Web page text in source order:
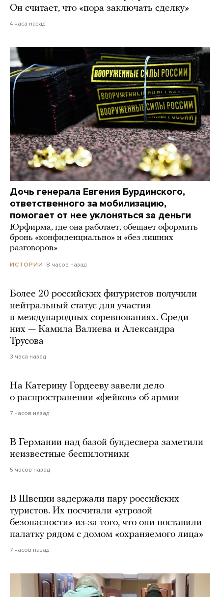
Он считает, что «пора заключать сделку»
4 часа назад
Дочь генерала Евгения Бурдинского,
ответственного за мобилизацию,
помогает от нее уклоняться за деньги
Юрфирма, где она работает, обещает оформить
бронь «конфиденциально» и «без лишних
разговоров»
ИСТОРИИ 8 часов назад
Более 20 российских фигуристов получили
нейтральный статус для участия
в международных соревнованиях. Среди
них — Камила Валиева и Александра
Трусова
3 часа назад
На Катерину Гордееву завели дело
о распространении «фейков» об армии
7 часов назад
В Германии над базой бундесвера заметили
неизвестные беспилотники
5 часов назад
В Швеции задержали пару российских
туристов. Их посчитали «угрозой
безопасности» из-за того, что они поставили
палатку рядом с домом «охраняемого лица»
7 часов назад